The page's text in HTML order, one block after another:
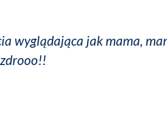
wyglądająca jak mama,